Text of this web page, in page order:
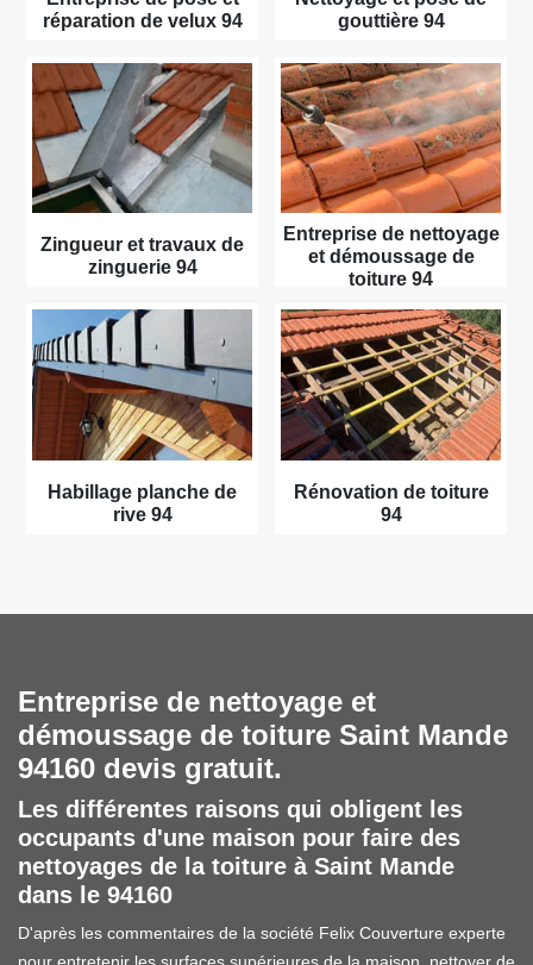
réparation de velux 94
gouttière 94
Zingueur et travaux de
zinguerie 94
Entreprise de nettoyage
et démoussage de
toiture 94
Habillage planche de
rive 94
Rénovation de toiture
94
Entreprise de nettoyage et
démoussage de toiture Saint Mande
94160 devis gratuit.
Les différentes raisons qui obligent les
occupants d'une maison pour faire des
nettoyages de la toiture à Saint Mande
dans le 94160
D'après les commentaires de la société Felix Couverture experte